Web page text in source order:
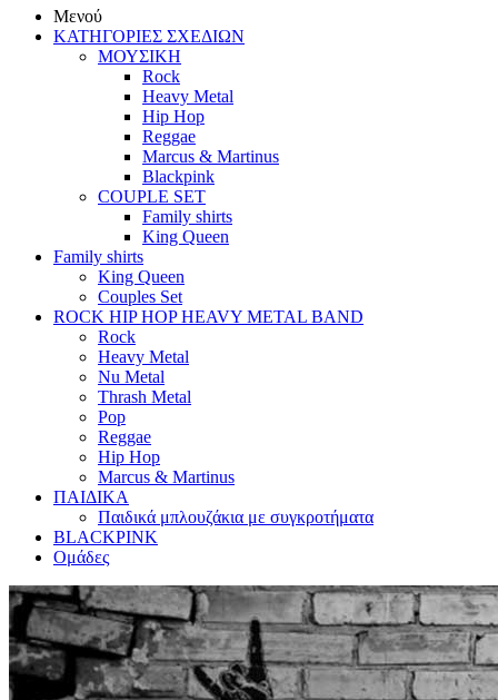
Μενού
ΚΑΤΗΓΟΡΙΕΣ ΣΧΕΔΙΩΝ
ΜΟΥΣΙΚΗ
Rock
Heavy Metal
Hip Hop
Reggae
Marcus & Martinus
Blackpink
COUPLE SET
Family shirts
King Queen
Family shirts
King Queen
Couples Set
ROCK HIP HOP HEAVY METAL BAND
Rock
Heavy Metal
Nu Metal
Thrash Metal
Pop
Reggae
Hip Hop
Marcus & Martinus
ΠΑΙΔΙΚΑ
Παιδικά μπλουζάκια με συγκροτήματα
BLACKPINK
Ομάδες